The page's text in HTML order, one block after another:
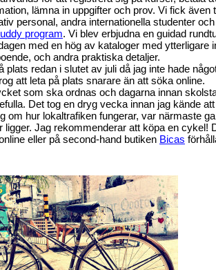
lämna in uppgifter och prov. Vi fick även
personal, andra internationella studenter
program. Vi blev erbjudna en guidad
med en hög av kataloger med ytterligare
och andra praktiska detaljer.
plats redan i slutet av juli då jag inte hade
att leta på plats snarare än att söka online.
som ska ordnas och dagarna innan
Det tog en dryg vecka innan jag kände
om hur lokaltrafiken fungerar, var närmaste
ligger. Jag rekommenderar att köpa en cykel!
eller på second-hand butiken Bicas